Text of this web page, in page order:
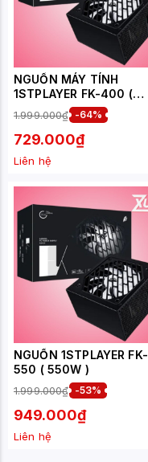
NGUỒN MÁY TÍNH
1STPLAYER FK-400 (
1.999.000₫ -64%
729.000₫
Liên hệ
NGUỒN 1STPLAYER FK-
550 ( 550W )
1.999.000₫ -53%
949.000₫
Liên hệ